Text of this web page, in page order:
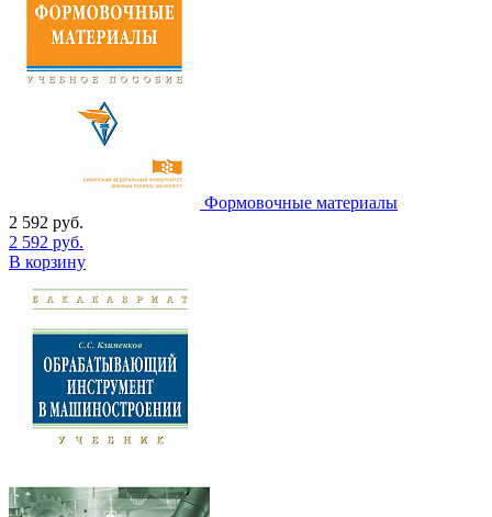
Формовочные материалы
2 592 руб.
2 592 руб.
В корзину